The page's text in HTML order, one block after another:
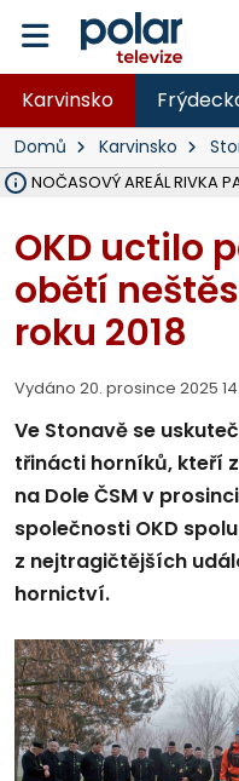
Karvinsko
Domů Karvinsko
AREÁL RIVKA
OKD uctilo
obětí
roku 2018
Vydáno 20. prosince 2025
Ve Stonavě se
třinácti horníků, kteří
na Dole ČSM v
společnosti OKD
z nejtragičtějších
hornictví.